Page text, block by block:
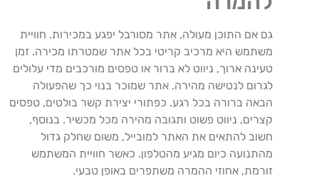
גם אם התוכן מעולה, אתר מסורבל יפגע במכירות. חוויית
משתמש היא מרכיב קריטי בכל אתר שמטרתו מכירה. זמן
טעינה ארוך, ניווט לא ברור או טפסים מורכבים מדי עלולים
לגרום לנטישה מהירה. אתר שמוכר בנוי כך שהפעולה
הבאה ברורה בכל רגע. כפתורי יצירת קשר בולטים, טפסים
קצרים, ניווט פשוט ותגובה מהירה מכל מכשיר. בנוסף,
חשוב להתאים את האתר למובייל, משום שחלק גדול
מהתנועה כיום מגיע מהטלפון. כאשר חוויית המשתמש
זורמת, אחוזי ההמרה משתפרים באופן טבעי.